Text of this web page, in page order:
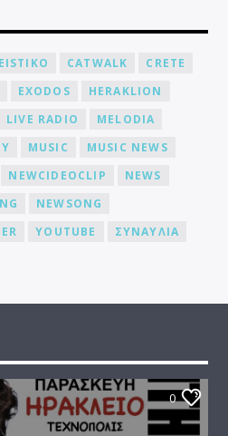
CATWALK
CRETE
EXODOS
HERAKLION
LIVE RADIO
MELODIA
MUSIC
MUSIC NEWS
NEWCIDEOCLIP
NEWS
NEWSONG
YOUTUBE ΣΥΝΑΥΛΙΑ
0